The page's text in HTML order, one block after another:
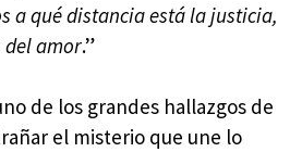
a qué distancia está la justicia,
del amor.”
de los grandes hallazgos de
el misterio que une lo